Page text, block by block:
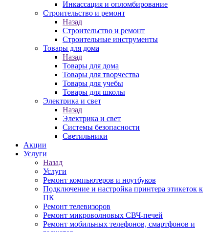
Инкассация и опломбирование
Строительство и ремонт
Назад
Строительство и ремонт
Строительные инструменты
Товары для дома
Назад
Товары для дома
Товары для творчества
Товары для учебы
Товары для школы
Электрика и свет
Назад
Электрика и свет
Системы безопасности
Светильники
Акции
Услуги
Назад
Услуги
Ремонт компьютеров и ноутбуков
Подключение и настройка принтера этикеток к
ПК
Ремонт телевизоров
Ремонт микроволновых СВЧ-печей
Ремонт мобильных телефонов, смартфонов и